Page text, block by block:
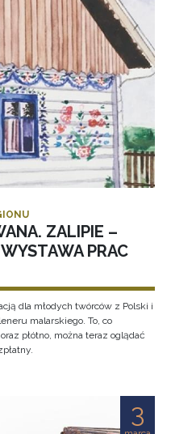
ZALIPIE –
PRAC
dla młodych twórców z Polski i
malarskiego. To, co
płótno, można teraz oglądać
3